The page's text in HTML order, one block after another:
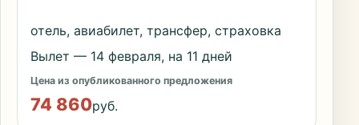
отель, авиабилет, трансфер, страховка
Вылет — 14 февраля, на 11 дней
Цена из опубликованного предложения
74 860руб.